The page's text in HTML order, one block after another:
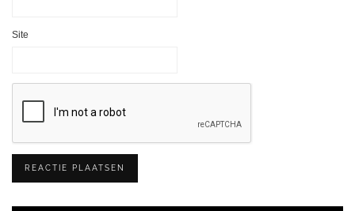
Site